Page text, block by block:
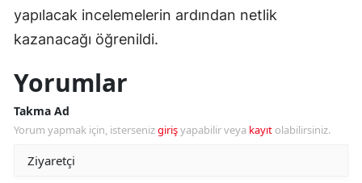
yapılacak incelemelerin ardından netlik
kazanacağı öğrenildi.
Yorumlar
Takma Ad
Yorum yapmak için, istersenizgirişyapabilir veya kayıt olabilirsiniz.